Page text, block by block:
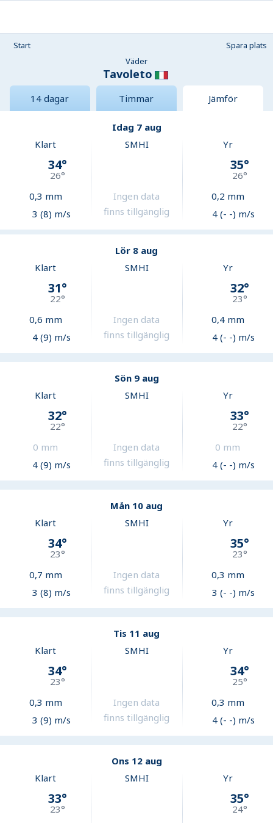
Start
Spara plats
Väder
Tavoleto
14 dagar Timmar Jämför
Idag 7 aug
Klart
34°
26°
0,3 mm
3 (8) m/s
SMHI
Ingen data
finns tillgänglig
Yr
35°
26°
0,2 mm
4 (- -) m/s
Lör 8 aug
Klart
31°
22°
0,6 mm
4 (9) m/s
SMHI
Ingen data
finns tillgänglig
Yr
32°
23°
0,4mm
4 (- -) m/s
Sön 9 aug
Klart
32°
22°
0 mm
4 (9) m/s
SMHI
Ingen data
finns tillgänglig
Yr
33°
22°
0 mm
4 (- -) m/s
Mån 10 aug
Klart
34°
23°
0,7 mm
3 (8) m/s
SMHI
Ingen data
finns tillgänglig
Yr
35°
23°
0,3 mm
3 (- -) m/s
Tis 11 aug
Klart
34°
23°
0,3 mm
3 (9) m/s
SMHI
Ingen data
finns tillgänglig
Yr
34°
25°
0,3 mm
4 (- -) m/s
Ons 12 aug
Klart
33°
23°
SMHI Yr
35°
24°